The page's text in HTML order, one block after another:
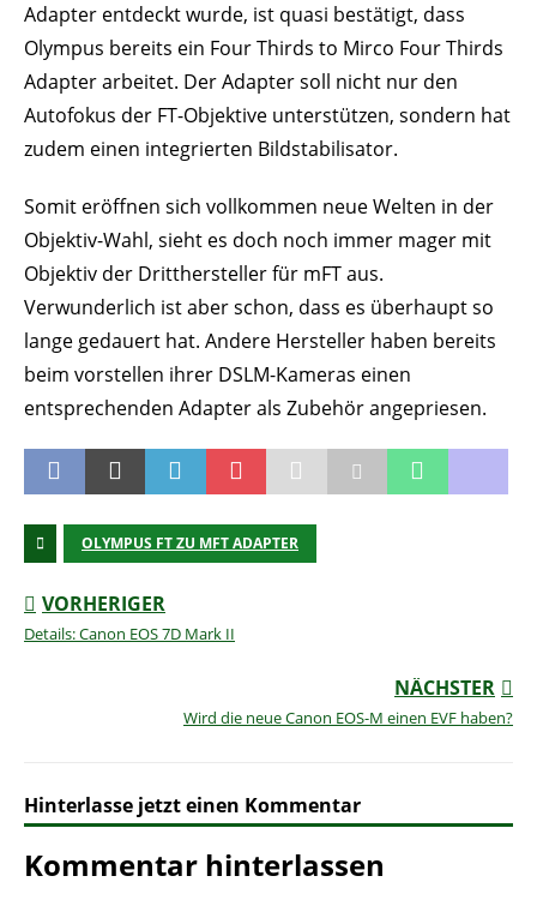
Adapter entdeckt wurde, ist quasi bestätigt, dass
Olympus bereits ein Four Thirds to Mirco Four Thirds
Adapter arbeitet. Der Adapter soll nicht nur den
Autofokus der FT-Objektive unterstützen, sondern hat
zudem einen integrierten Bildstabilisator.
Somit eröffnen sich vollkommen neue Welten in der
Objektiv-Wahl, sieht es doch noch immer mager mit
Objektiv der Dritthersteller für mFT aus.
Verwunderlich ist aber schon, dass es überhaupt so
lange gedauert hat. Andere Hersteller haben bereits
beim vorstellen ihrer DSLM-Kameras einen
entsprechenden Adapter als Zubehör angepriesen.
OLYMPUS FT ZU MFT ADAPTER
VORHERIGER
Details: Canon EOS 7D Mark II
NÄCHSTER
Wird die neue Canon EOS-M einen EVF haben?
Hinterlasse jetzt einen Kommentar
Kommentar hinterlassen